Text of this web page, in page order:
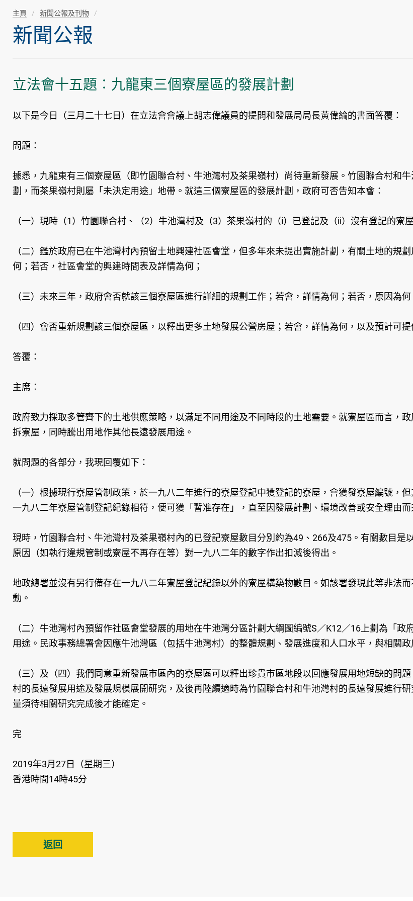
主頁 新聞公報及刊物
新聞公報
立法會十五題︰九龍東三個寮屋區的發展計劃
以下是今日（三月二十七日）在立法會會議上胡志偉議員的提問和發展局局長黃偉綸的書面答覆：
問題：
據悉，九龍東有三個寮屋區（即竹園聯合村、牛池灣村及茶果嶺村）尚待重新發展。竹園聯合村和
劃，而茶果嶺村則屬「未決定用途」地帶。就這三個寮屋區的發展計劃，政府可否告知本會：
（一）現時（1）竹園聯合村、（2）牛池灣村及（3）茶果嶺村的（i）已登記及（ii）沒有登記的寮
（二）鑑於政府已在牛池灣村內預留土地興建社區會堂，但多年來未提出實施計劃，有關土地的規
何；若否，社區會堂的興建時間表及詳情為何；
（三）未來三年，政府會否就該三個寮屋區進行詳細的規劃工作；若會，詳情為何；若否，原因為何
（四）會否重新規劃該三個寮屋區，以釋出更多土地發展公營房屋；若會，詳情為何，以及預計可
答覆：
主席︰
政府致力採取多管齊下的土地供應策略，以滿足不同用途及不同時段的土地需要。就寮屋區而言，
拆寮屋，同時騰出用地作其他長遠發展用途。
就問題的各部分，我現回覆如下：
（一）根據現行寮屋管制政策，於一九八二年進行的寮屋登記中獲登記的寮屋，會獲發寮屋編號，
一九八二年寮屋管制登記紀錄相符，便可獲「暫准存在」，直至因發展計劃、環境改善或安全理由
現時，竹園聯合村、牛池灣村及茶果嶺村內的已登記寮屋數目分別約為49、266及475。有關數目是
原因（如執行違規管制或寮屋不再存在等）對一九八二年的數字作出扣減後得出。
地政總署並沒有另行備存在一九八二年寮屋登記紀錄以外的寮屋構築物數目。如該署發現此等非法
動。
（二）牛池灣村內預留作社區會堂發展的用地在牛池灣分區計劃大綱圖編號S／K12／16上劃為「
用途。民政事務總署會因應牛池灣區（包括牛池灣村）的整體規劃、發展進度和人口水平，與相關
（三）及（四）我們同意重新發展市區內的寮屋區可以釋出珍貴市區地段以回應發展用地短缺的問
村的長遠發展用途及發展規模展開研究，及後再陸續適時為竹園聯合村和牛池灣村的長遠發展進行
量須待相關研究完成後才能確定。
完
2019年3月27日（星期三）
香港時間14時45分
返回